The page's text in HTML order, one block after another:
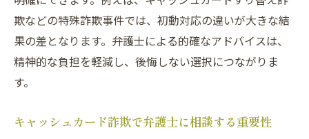
埼玉県さいたま市で増加する特殊詐欺事件
の現状
自首のタイミングと刑事事件の影響を理解
法
欺などの特殊詐欺事件では、初動対応の違いが大きな結
果の差となります。弁護士による的確なアドバイスは、
精神的な負担を軽減し、後悔しない選択につながりま
す。
キャッシュカード詐欺で弁護士に相談する重要性